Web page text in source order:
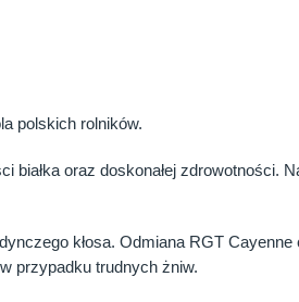
polskich rolników.
oraz doskonałej zdrowotności.
kłosa. Odmiana RGT
przypadku trudnych żniw.